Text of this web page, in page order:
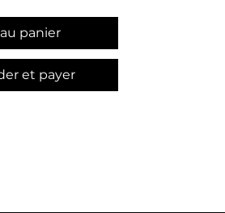
panier
et payer